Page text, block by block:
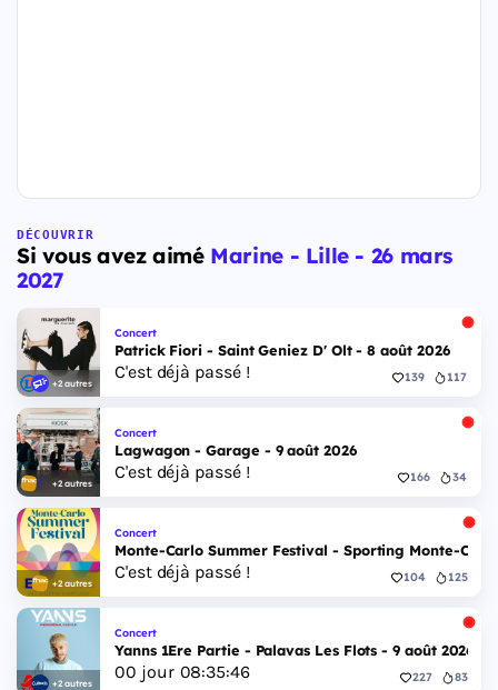
DÉCOUVRIR
Si vous avez aimé Marine - Lille - 26 mars
2027
+2 autres
Concert
Patrick Fiori - Saint Geniez D' Olt - 8 août 2026
C'est déjà passé ! 139 117
+2 autres
Concert
Lagwagon - Garage - 9 août 2026
C'est déjà passé ! 166 34
+2 autres
Concert
Monte-Carlo Summer Festival - Sporting Monte-
C'est déjà passé ! 104 125
+2 autres
Concert
Yanns 1Ere Partie - Palavas Les Flots - 9 août 2026
00 jour 08:35:45 227 83